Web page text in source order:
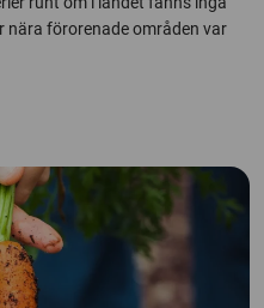
nära förorenade områden var